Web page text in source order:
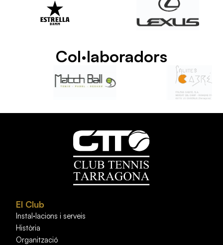
Col·laboradors
El Club
Instal·lacions i serveis
Història
Organització